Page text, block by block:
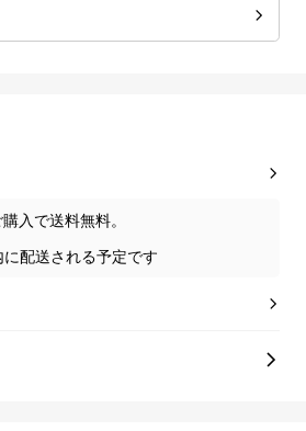
入で送料無料。
配送される予定です